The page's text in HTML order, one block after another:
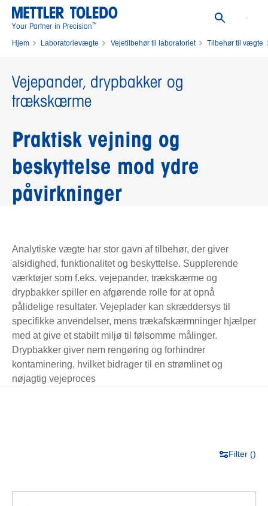
Your Partner in Precision™
Hjem Laboratorievægte Vejetilbehør til laboratoriet
Tilbehør til vægte
Vejepander, drypbakker og
trækskærme
Praktisk vejning og
beskyttelse mod ydre
påvirkninger
Analytiske vægte har stor gavn af tilbehør, der giver
alsidighed, funktionalitet og beskyttelse. Supplerende
værktøjer som f.eks. vejepander, trækskærme og
drypbakker spiller en afgørende rolle for at opnå
pålidelige resultater. Vejeplader kan skræddersys til
specifikke anvendelser, mens trækafskærmninger hjælper
med at give et stabilt miljø til følsomme målinger.
Drypbakker giver nem rengøring og forhindrer
kontaminering, hvilket bidrager til en strømlinet og
nøjagtig vejeproces
Filter ()